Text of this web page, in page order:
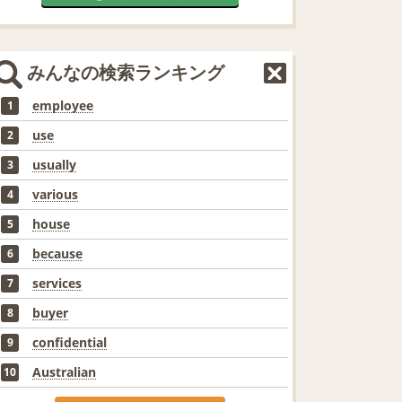
みんなの検索ランキング
1 employee
2 use
3 usually
4 various
5 house
6 because
7 services
8 buyer
9 confidential
10 Australian